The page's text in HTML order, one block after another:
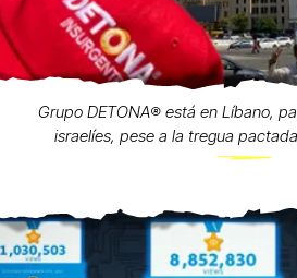
Grupo DETONA®️ está en Líbano,
israelíes, pese a la tregua